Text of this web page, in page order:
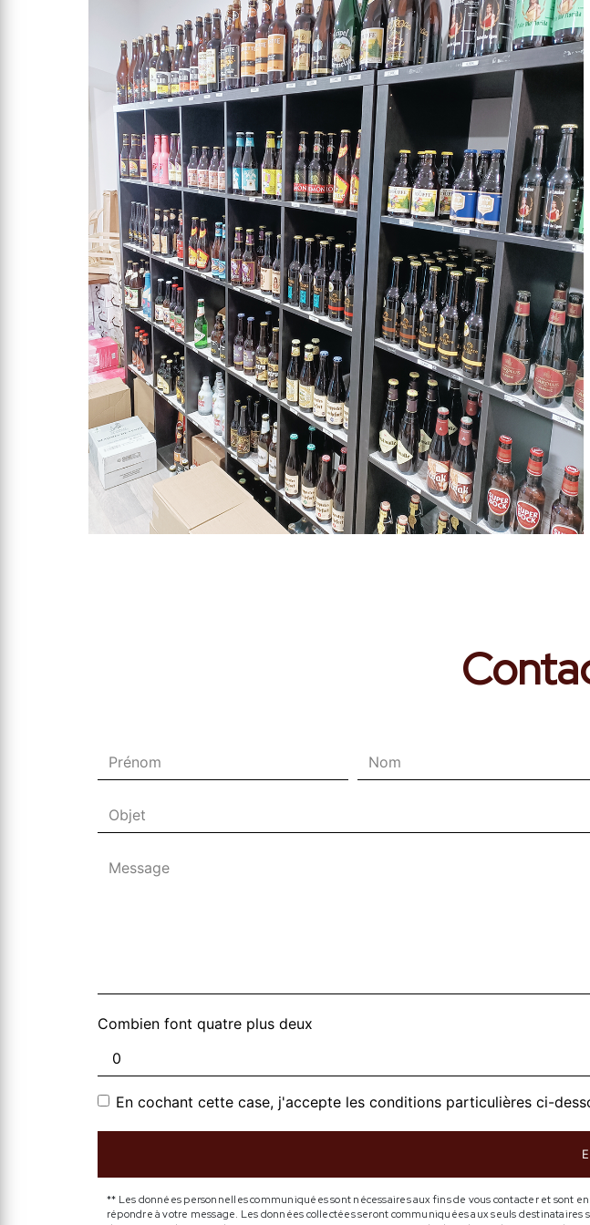
Combien font quatre plus deux
En cochant cette case, j'accepte les conditions particulières ci-
** Les données personnelles communiquées sont nécessaires aux fins de vous contacter et sont
répondre à votre message. Les données collectées seront communiquées aux seuls